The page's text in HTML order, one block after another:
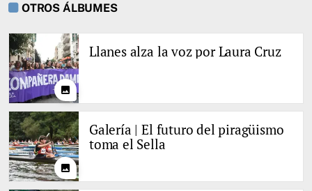
OTROS ÁLBUMES
photo
Llanes alza la voz por Laura Cruz
photo
Galería | El futuro del piragüismo
toma el Sella